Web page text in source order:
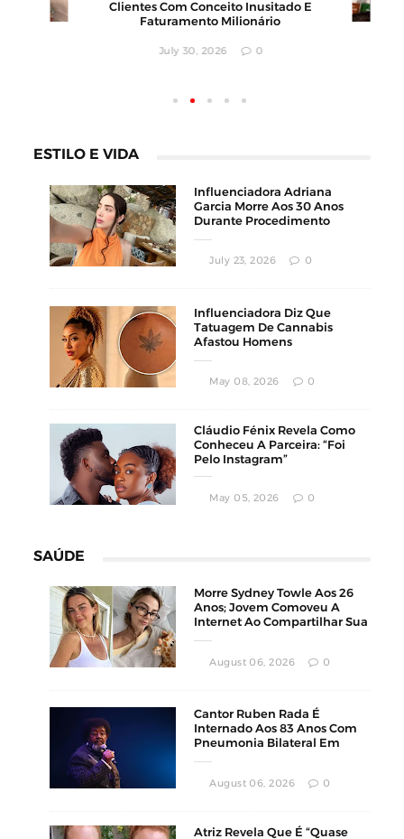
Clientes Com Conceito Inusitado E
Faturamento Milionário
July 30, 2026
ESTILO E VIDA
Influenciadora Adriana
Garcia Morre Aos 30 Anos
Durante Procedimento
July 23, 2026 0
Influenciadora Diz Que
Tatuagem De Cannabis
Afastou Homens
May 08, 2026 0
Cláudio Fénix Revela Como
Conheceu A Parceira: “Foi
Pelo Instagram”
May 05, 2026 0
SAÚDE
Morre Sydney Towle Aos 26
Anos; Jovem Comoveu A
Internet Ao Compartilhar Sua
August 06, 2026 0
Cantor Ruben Rada É
Internado Aos 83 Anos Com
Pneumonia Bilateral Em
August 06, 2026 0
Atriz Revela Que É “Quase